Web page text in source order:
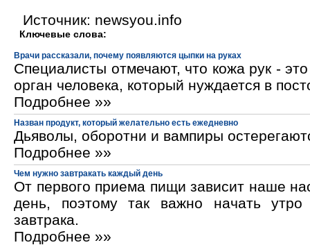
Источник: newsyou.info
Ключевые слова:
Врачи рассказали, почему появляются цыпки на руках
Специалисты отмечают, что кожа рук -
орган человека, который нуждается в
Подробнее »»
Назван продукт, который желательно есть ежедневно
Дьяволы, оборотни и вампиры
Подробнее »»
Чем нужно завтракать каждый день
От первого приема пищи зависит наше
день, поэтому так важно начать утро
завтрака.
Подробнее »»